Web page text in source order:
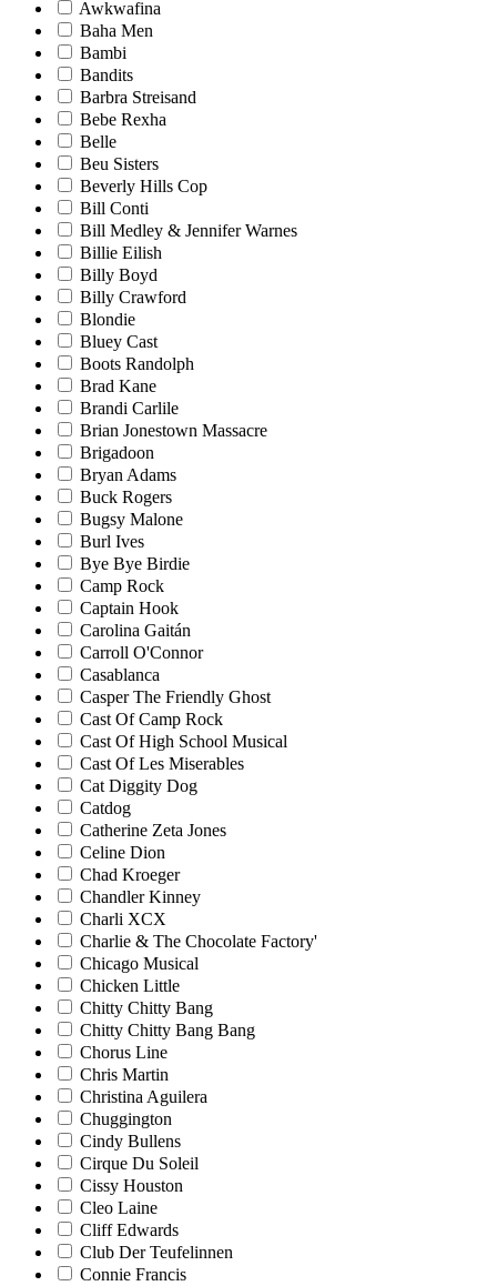
Awkwafina
Baha Men
Bambi
Bandits
Barbra Streisand
Bebe Rexha
Belle
Beu Sisters
Beverly Hills Cop
Bill Conti
Bill Medley & Jennifer Warnes
Billie Eilish
Billy Boyd
Billy Crawford
Blondie
Bluey Cast
Boots Randolph
Brad Kane
Brandi Carlile
Brian Jonestown Massacre
Brigadoon
Bryan Adams
Buck Rogers
Bugsy Malone
Burl Ives
Bye Bye Birdie
Camp Rock
Captain Hook
Carolina Gaitán
Carroll O'Connor
Casablanca
Casper The Friendly Ghost
Cast Of Camp Rock
Cast Of High School Musical
Cast Of Les Miserables
Cat Diggity Dog
Catdog
Catherine Zeta Jones
Celine Dion
Chad Kroeger
Chandler Kinney
Charli XCX
Charlie & The Chocolate Factory'
Chicago Musical
Chicken Little
Chitty Chitty Bang
Chitty Chitty Bang Bang
Chorus Line
Chris Martin
Christina Aguilera
Chuggington
Cindy Bullens
Cirque Du Soleil
Cissy Houston
Cleo Laine
Cliff Edwards
Club Der Teufelinnen
Connie Francis